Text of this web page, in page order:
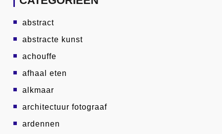
abstract
abstracte kunst
achouffe
afhaal eten
alkmaar
architectuur fotograaf
ardennen